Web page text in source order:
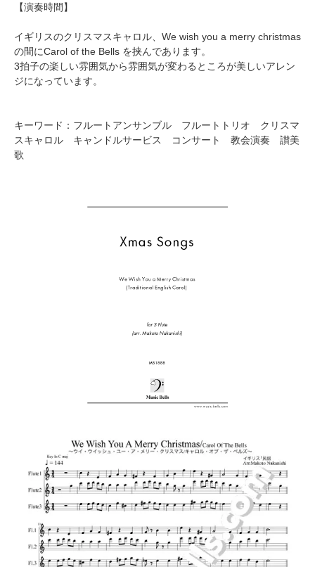
【演奏時間】
イギリスのクリスマスキャロル、We wish you a merry christmas
の間にCarol of the Bells を挟んであります。
3拍子の楽しい雰囲気から雰囲気が変わるところが美しいアレン
ジになっています。
キーワード：フルートアンサンブル フルートトリオ クリスマ
スキャロル キャンドルサービス コンサート 教会演奏 讃美
歌